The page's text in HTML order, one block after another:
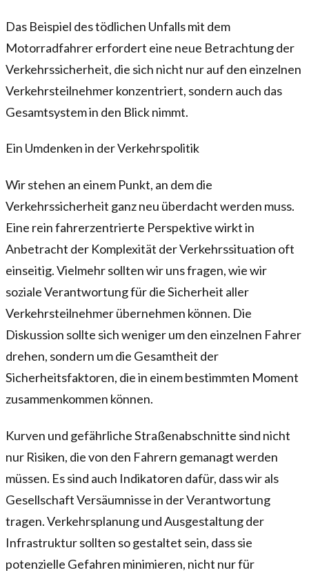
Das Beispiel des tödlichen Unfalls mit dem
Motorradfahrer erfordert eine neue Betrachtung der
Verkehrssicherheit, die sich nicht nur auf den einzelnen
Verkehrsteilnehmer konzentriert, sondern auch das
Gesamtsystem in den Blick nimmt.
Ein Umdenken in der Verkehrspolitik
Wir stehen an einem Punkt, an dem die
Verkehrssicherheit ganz neu überdacht werden muss.
Eine rein fahrerzentrierte Perspektive wirkt in
Anbetracht der Komplexität der Verkehrssituation oft
einseitig. Vielmehr sollten wir uns fragen, wie wir
soziale Verantwortung für die Sicherheit aller
Verkehrsteilnehmer übernehmen können. Die
Diskussion sollte sich weniger um den einzelnen Fahrer
drehen, sondern um die Gesamtheit der
Sicherheitsfaktoren, die in einem bestimmten Moment
zusammenkommen können.
Kurven und gefährliche Straßenabschnitte sind nicht
nur Risiken, die von den Fahrern gemanagt werden
müssen. Es sind auch Indikatoren dafür, dass wir als
Gesellschaft Versäumnisse in der Verantwortung
tragen. Verkehrsplanung und Ausgestaltung der
Infrastruktur sollten so gestaltet sein, dass sie
potenzielle Gefahren minimieren, nicht nur für